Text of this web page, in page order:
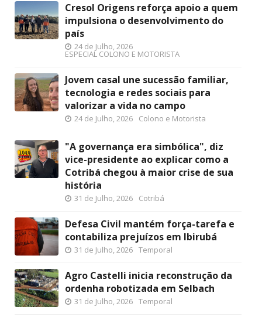
Cresol Origens reforça apoio a quem
impulsiona o desenvolvimento do
país
24 de Julho, 2026
ESPECIAL COLONO E MOTORISTA
Jovem casal une sucessão familiar,
tecnologia e redes sociais para
valorizar a vida no campo
24 de Julho, 2026 Colono e Motorista
"A governança era simbólica", diz
vice-presidente ao explicar como a
Cotribá chegou à maior crise de sua
história
31 de Julho, 2026 Cotribá
Defesa Civil mantém força-tarefa e
contabiliza prejuízos em Ibirubá
31 de Julho, 2026 Temporal
Agro Castelli inicia reconstrução da
ordenha robotizada em Selbach
31 de Julho, 2026 Temporal